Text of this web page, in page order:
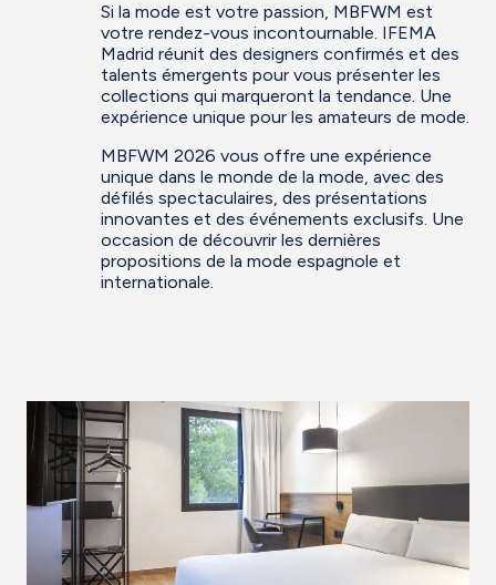
Si la mode est votre passion, MBFWM est
votre rendez-vous incontournable. IFEMA
Madrid réunit des designers confirmés et des
talents émergents pour vous présenter les
collections qui marqueront la tendance. Une
expérience unique pour les amateurs de mode.
MBFWM 2026 vous offre une expérience
unique dans le monde de la mode, avec des
défilés spectaculaires, des présentations
innovantes et des événements exclusifs. Une
occasion de découvrir les dernières
propositions de la mode espagnole et
internationale.